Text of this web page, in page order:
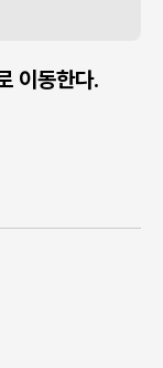
이동한다.